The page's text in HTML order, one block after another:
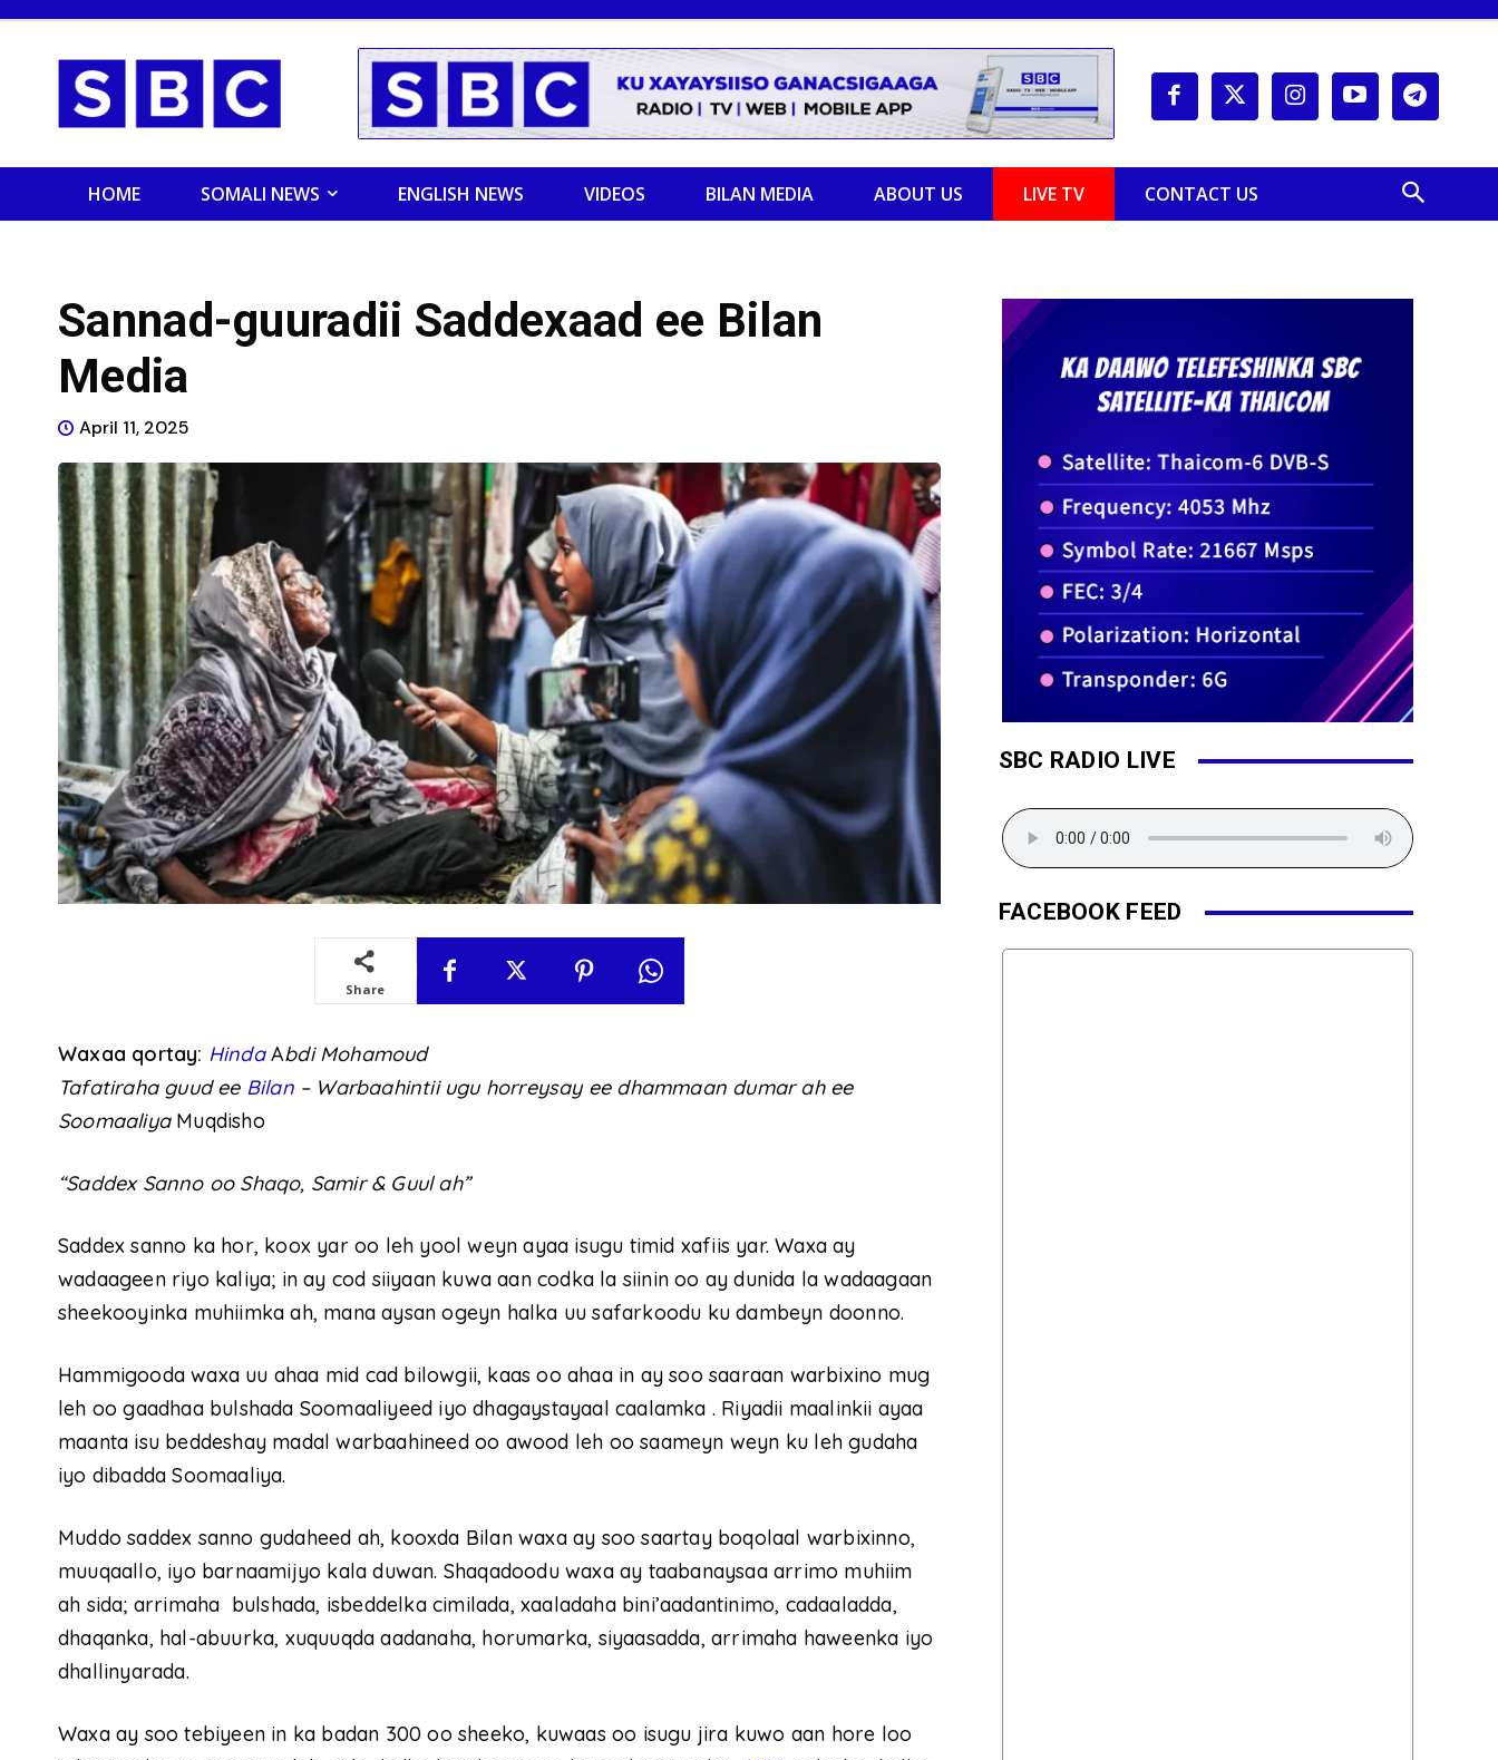
HOME SOMALI NEWS ENGLISH NEWS VIDEOS BILAN MEDIA ABOUT US LIVE TV CONTACT US
Sannad-guuradii Saddexaad ee Bilan
Media
April 11, 2025
Share
Waxaa qortay: HindaAbdi Mohamoud
Tafatiraha guud ee Bilan– Warbaahintii ugu horreysay ee dhammaan dumar ah ee
SoomaaliyaMuqdisho
“Saddex Sanno oo Shaqo, Samir & Guul ah”
Saddex sanno ka hor, koox yar oo leh yool weyn ayaa isugu timid xafiis yar. Waxa ay
wadaageen riyo kaliya; in ay cod siiyaan kuwa aan codka la siinin oo ay dunida la wadaagaan
sheekooyinka muhiimka ah, mana aysan ogeyn halka uu safarkoodu ku dambeyn doonno.
Hammigooda waxa uu ahaa mid cad bilowgii, kaas oo ahaa in ay soo saaraan warbixino mug
leh oo gaadhaa bulshada Soomaaliyeed iyo dhagaystayaal caalamka . Riyadii maalinkii ayaa
maanta isu beddeshay madal warbaahineed oo awood leh oo saameyn weyn ku leh gudaha
iyo dibadda Soomaaliya.
Muddo saddex sanno gudaheed ah, kooxda Bilan waxa ay soo saartay boqolaal warbixinno,
muuqaallo, iyo barnaamijyo kala duwan. Shaqadoodu waxa ay taabanaysaa arrimo muhiim
ah sida; arrimaha bulshada, isbeddelka cimilada, xaaladaha bini’aadantinimo, cadaaladda,
dhaqanka, hal-abuurka, xuquuqda aadanaha, horumarka, siyaasadda, arrimaha haweenka iyo
dhallinyarada.
Waxa ay soo tebiyeen in ka badan 300 oo sheeko, kuwaas oo isugu jira kuwo aan hore loo
SBC RADIO LIVE
FACEBOOK FEED